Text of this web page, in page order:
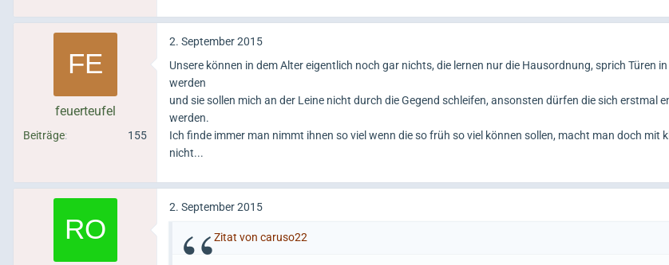
feuerteufel
Beiträge 155
2. September 2015
Unsere können in dem Alter eigentlich noch gar nichts, die lernen nur die Hausordnung, sprich Türen
werden
und sie sollen mich an der Leine nicht durch die Gegend schleifen, ansonsten dürfen die sich erstmal
werden.
Ich finde immer man nimmt ihnen so viel wenn die so früh so viel können sollen, macht man doch mit
nicht...
2. September 2015
Zitat von caruso22